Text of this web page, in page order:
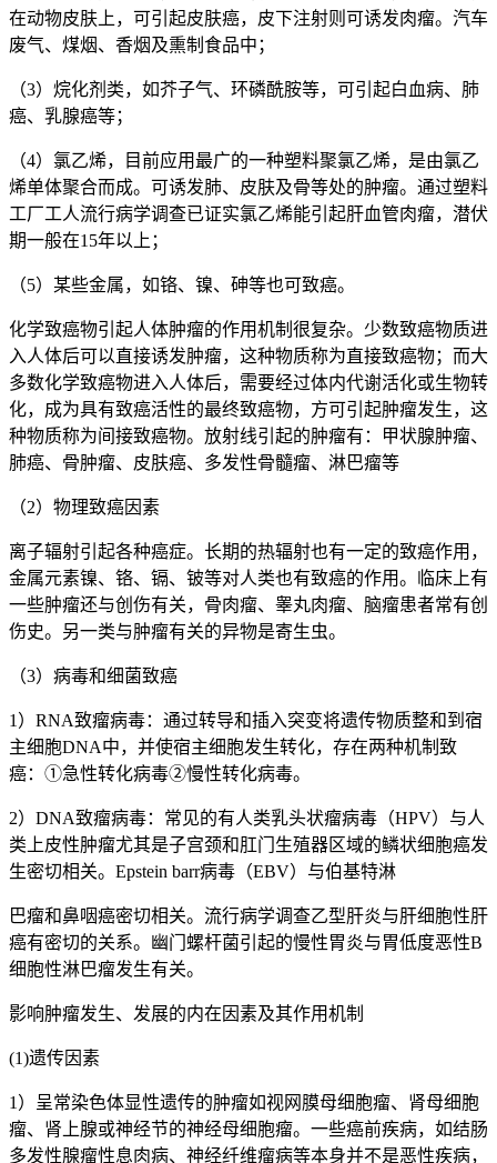
在动物皮肤上，可引起皮肤癌，皮下注射则可诱发肉瘤。汽车
废气、煤烟、香烟及熏制食品中；
（3）烷化剂类，如芥子气、环磷酰胺等，可引起白血病、肺
癌、乳腺癌等；
（4）氯乙烯，目前应用最广的一种塑料聚氯乙烯，是由氯乙
烯单体聚合而成。可诱发肺、皮肤及骨等处的肿瘤。通过塑料
工厂工人流行病学调查已证实氯乙烯能引起肝血管肉瘤，潜伏
期一般在15年以上；
（5）某些金属，如铬、镍、砷等也可致癌。
化学致癌物引起人体肿瘤的作用机制很复杂。少数致癌物质进
入人体后可以直接诱发肿瘤，这种物质称为直接致癌物；而大
多数化学致癌物进入人体后，需要经过体内代谢活化或生物转
化，成为具有致癌活性的最终致癌物，方可引起肿瘤发生，这
种物质称为间接致癌物。放射线引起的肿瘤有：甲状腺肿瘤、
肺癌、骨肿瘤、皮肤癌、多发性骨髓瘤、淋巴瘤等
（2）物理致癌因素
离子辐射引起各种癌症。长期的热辐射也有一定的致癌作用，
金属元素镍、铬、镉、铍等对人类也有致癌的作用。临床上有
一些肿瘤还与创伤有关，骨肉瘤、睾丸肉瘤、脑瘤患者常有创
伤史。另一类与肿瘤有关的异物是寄生虫。
（3）病毒和细菌致癌
1）RNA致瘤病毒：通过转导和插入突变将遗传物质整和到宿
主细胞DNA中，并使宿主细胞发生转化，存在两种机制致
癌：①急性转化病毒②慢性转化病毒。
2）DNA致瘤病毒：常见的有人类乳头状瘤病毒（HPV）与人
类上皮性肿瘤尤其是子宫颈和肛门生殖器区域的鳞状细胞癌发
生密切相关。Epstein barr病毒（EBV）与伯基特淋
巴瘤和鼻咽癌密切相关。流行病学调查乙型肝炎与肝细胞性肝
癌有密切的关系。幽门螺杆菌引起的慢性胃炎与胃低度恶性B
细胞性淋巴瘤发生有关。
影响肿瘤发生、发展的内在因素及其作用机制
(1)遗传因素
1）呈常染色体显性遗传的肿瘤如视网膜母细胞瘤、肾母细胞
瘤、肾上腺或神经节的神经母细胞瘤。一些癌前疾病，如结肠
多发性腺瘤性息肉病、神经纤维瘤病等本身并不是恶性疾病，